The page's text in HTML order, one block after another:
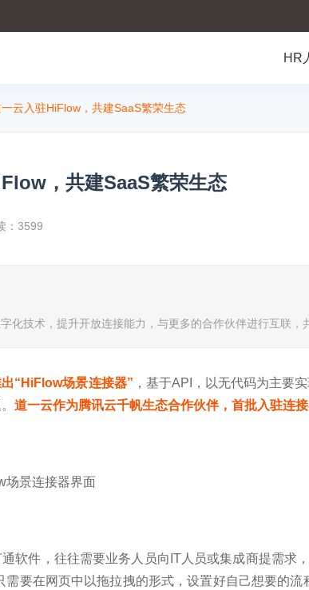
HR
云入驻HiFlow，共建SaaS繁荣生态
，共建SaaS繁荣生态
：3599
化技术，提升开放连接能力，与更多的合作伙伴进行互联，
“HiFlow场景连接器” ，基于API，以无代码为主要
道一云作为腾讯云千帆生态合作伙伴，首批入驻连接
软件，往往需要业务人员向IT人员或集成商提需求
需要在网页中以拖拉拽的形式，设置好自己想要的